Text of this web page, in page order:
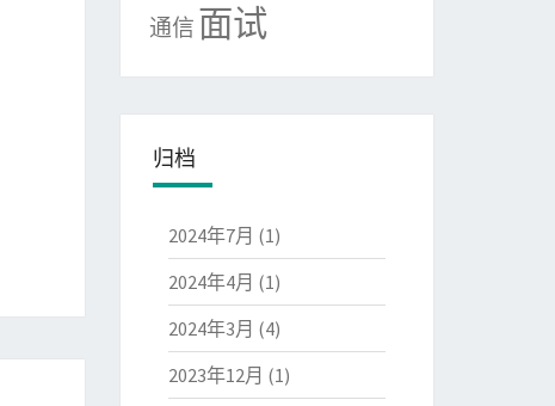
通信 面试
归档
2024年7月 (1)
2024年4月 (1)
2024年3月 (4)
2023年12月 (1)